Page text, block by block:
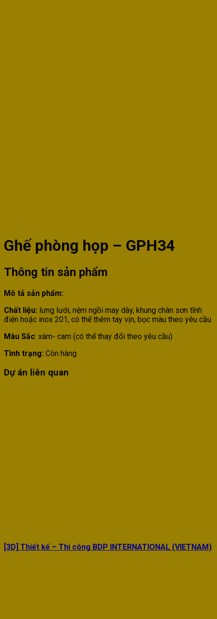
Ghế phòng họp – GPH34
Thông tin sản phẩm
Mô tả sản phẩm:
Chất liệu: lưng lưới, nệm ngồi may dày, khung chân sơn tĩnh
điện hoặc inox 201, có thể thêm tay vịn, bọc màu theo yêu cầu
Màu Sắc: xám- cam (có thể thay đổi theo yêu cầu)
Tình trạng: Còn hàng
Dự án liên quan
[3D] Thiết kế – Thi công BDP INTERNATIONAL (VIETNAM)